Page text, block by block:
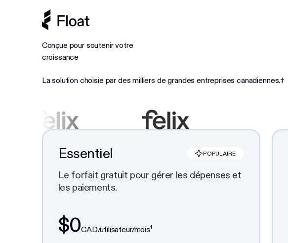
Conçue pour soutenir votre
croissance
La solution choisie par des milliers de grandes entreprises canadiennes.†
Essentiel POPULAIRE
Le forfait gratuit pour gérer les dépenses et
les paiements.
$0CAD/utilisateur/mois1